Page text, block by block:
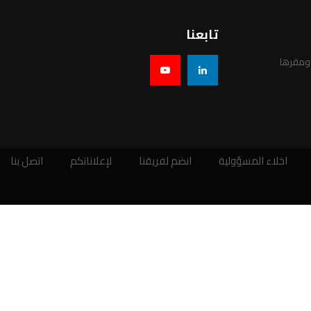
تابعنا
اخلاء المسؤولية انضم لفريقنا لإعلاناتكم اتصل بنا